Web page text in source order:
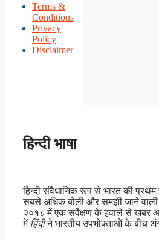
Terms &
Conditions
Privacy
Policy
Disclaimer
हिन्दी भाषा
हिन्दी संवैधानिक रूप से भारत की प्रथम
सबसे अधिक बोली और समझी जाने वाली
२०१८ में एक सर्वेक्षण के हवाले से खबर
में हिंदीने भारतीय उपभोक्ताओं के बीच